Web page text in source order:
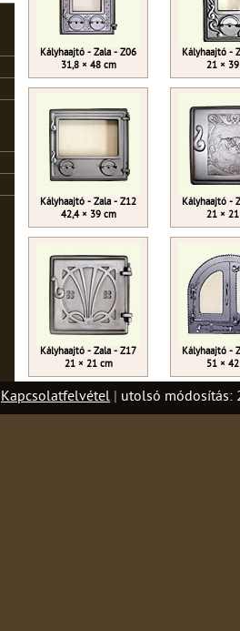
Kályhaajtó - Zala - Z06
31,8 × 48 cm
Kályhaajtó -
21 ×
Kályhaajtó - Zala - Z12
42,4 × 39 cm
Kályhaajtó -
21 ×
Kályhaajtó - Zala - Z17
21 × 21 cm
Kályhaajtó -
51 ×
Kapcsolatfelvétel utolsó módosítás: